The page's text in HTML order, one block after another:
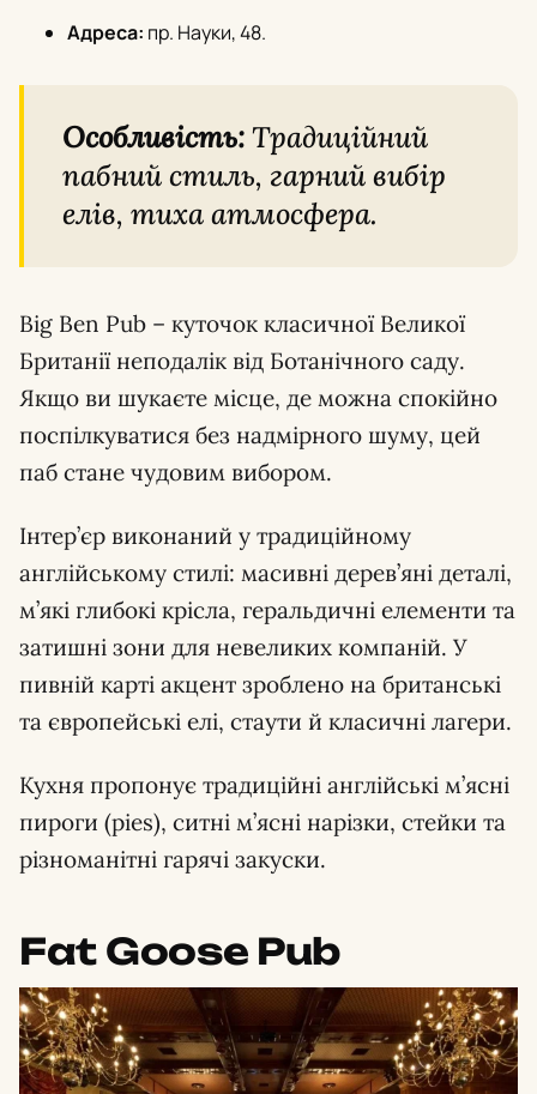
Адреса: пр. Науки, 48.
Особливість:Традиційний
пабний стиль, гарний вибір
елів, тиха атмосфера.
Big Ben Pub – куточок класичної Великої
Британії неподалік від Ботанічного саду.
Якщо ви шукаєте місце, де можна спокійно
поспілкуватися без надмірного шуму, цей
паб стане чудовим вибором.
Інтер’єр виконаний у традиційному
англійському стилі: масивні дерев’яні деталі,
м’які глибокі крісла, геральдичні елементи та
затишні зони для невеликих компаній. У
пивній карті акцент зроблено на британські
та європейські елі, стаути й класичні лагери.
Кухня пропонує традиційні англійські м’ясні
пироги (pies), ситні м’ясні нарізки, стейки та
різноманітні гарячі закуски.
Fat Goose Pub